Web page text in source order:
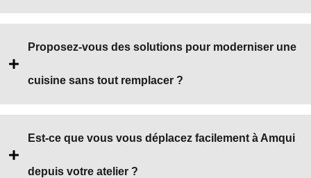
Proposez-vous des solutions pour moderniser une
cuisine sans tout remplacer ?
Est-ce que vous vous déplacez facilement à Amqui
depuis votre atelier ?